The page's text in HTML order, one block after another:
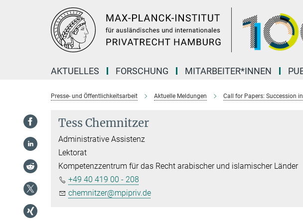
AKTUELLES FORSCHUNG MITARBEITER*INNEN
Presse- und Öffentlichkeitsarbeit Aktuelle Meldungen Call for Papers: Succession
Tess Chemnitzer
Administrative Assistenz
Lektorat
Kompetenzzentrum für das Recht arabischer und islamischer Länder
+49 40 419 00 - 208
chemnitzer@mpipriv.de